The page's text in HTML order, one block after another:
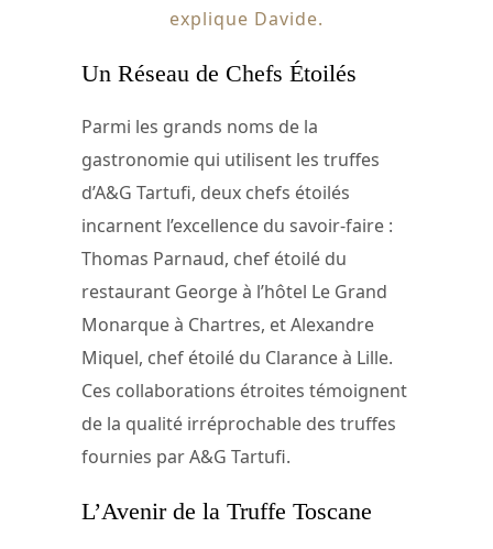
explique Davide.
Un Réseau de Chefs Étoilés
Parmi les grands noms de la
gastronomie qui utilisent les truffes
d’A&G Tartufi, deux chefs étoilés
incarnent l’excellence du savoir-faire :
Thomas Parnaud, chef étoilé du
restaurant George à l’hôtel Le Grand
Monarque à Chartres, et Alexandre
Miquel, chef étoilé du Clarance à Lille.
Ces collaborations étroites témoignent
de la qualité irréprochable des truffes
fournies par A&G Tartufi.
L’Avenir de la Truffe Toscane